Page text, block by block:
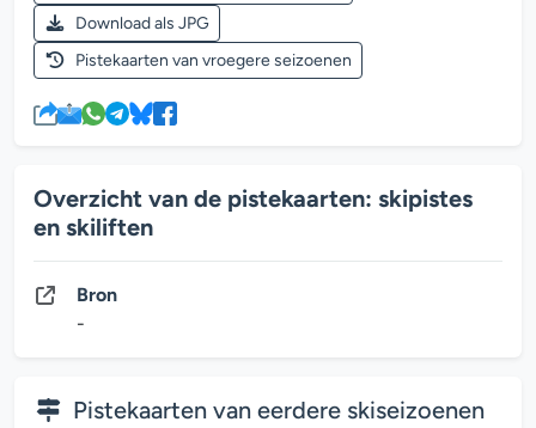
Download als JPG
Pistekaarten van vroegere seizoenen
Overzicht van de pistekaarten: skipistes
en skiliften
Bron
-
Pistekaarten van eerdere skiseizoenen